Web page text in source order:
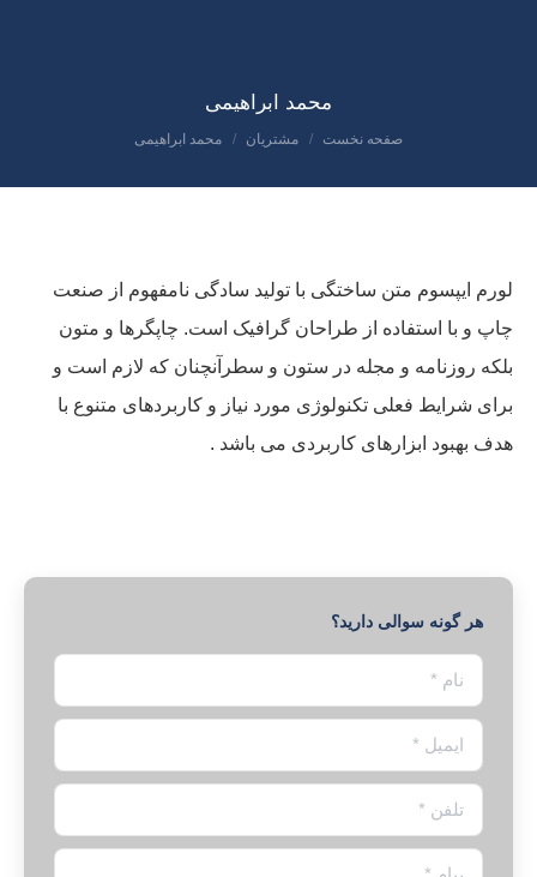
محمد ابراهیمی
مکان شما:
صفحه نخست مشتریان محمد ابراهیمی
لورم ایپسوم متن ساختگی با تولید سادگی نامفهوم از صنعت
چاپ و با استفاده از طراحان گرافیک است. چاپگرها و متون
بلکه روزنامه و مجله در ستون و سطرآنچنان که لازم است و
برای شرایط فعلی تکنولوژی مورد نیاز و کاربردهای متنوع با
هدف بهبود ابزارهای کاربردی می باشد .
هر گونه سوالی دارید؟
نام *
ایمیل *
تلفن *
پیام *